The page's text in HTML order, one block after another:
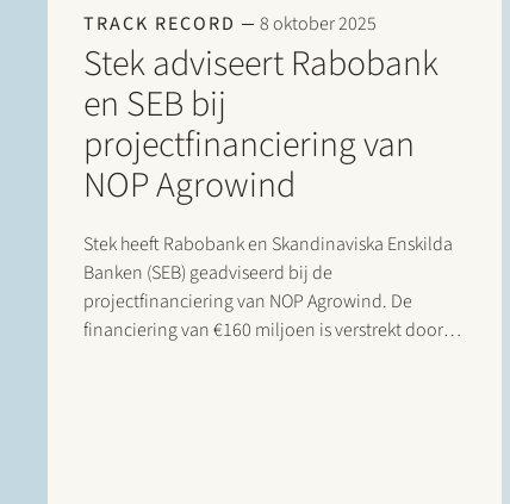
TRACK RECORD 8 oktober 2025
Stek adviseert Rabobank
en SEB bij
projectfinanciering van
NOP Agrowind
Stek heeft Rabobank en Skandinaviska Enskilda
Banken (SEB) geadviseerd bij de
projectfinanciering van NOP Agrowind. De
financiering van €160 miljoen is verstrekt door